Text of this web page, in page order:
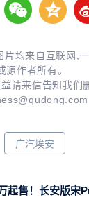
片均来自互联网,
源作者所有。
请来信告知我们
广汽埃安
起售！长安版宋